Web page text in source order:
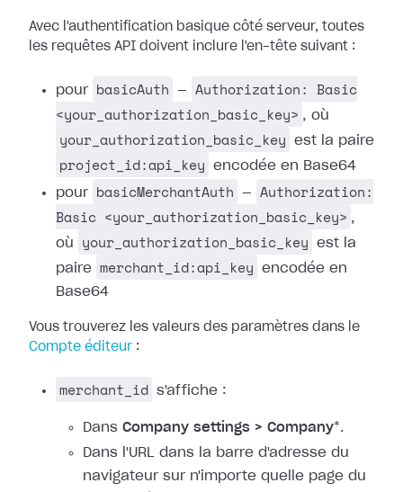
Avec l'authentification basique côté serveur, toutes
les requêtes API doivent inclure l'en-tête suivant :
pour basicAuth —
Authorization: Basic
<your_authorization_basic_key> , où
your_authorization_basic_key est la paire
project_id:api_key
encodée en Base64
pour basicMerchantAuth —
Authorization:
Basic <your_authorization_basic_key> ,
où
your_authorization_basic_key
est la
paire merchant_id:api_key
encodée en
Base64
Vous trouverez les valeurs des paramètres dans le
Compte éditeur :
merchant_id s'affiche :
Dans Company settings > Company*.
Dans l'URL dans la barre d'adresse du
navigateur sur n'importe quelle page du